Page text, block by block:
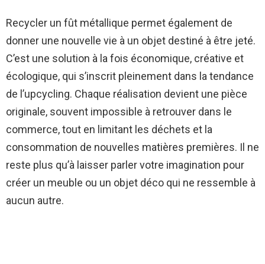
Recycler un fût métallique permet également de
donner une nouvelle vie à un objet destiné à être jeté.
C’est une solution à la fois économique, créative et
écologique, qui s’inscrit pleinement dans la tendance
de l’upcycling. Chaque réalisation devient une pièce
originale, souvent impossible à retrouver dans le
commerce, tout en limitant les déchets et la
consommation de nouvelles matières premières. Il ne
reste plus qu’à laisser parler votre imagination pour
créer un meuble ou un objet déco qui ne ressemble à
aucun autre.